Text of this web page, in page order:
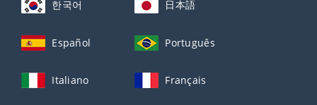
한국어 日本語
Español Português
Italiano Français